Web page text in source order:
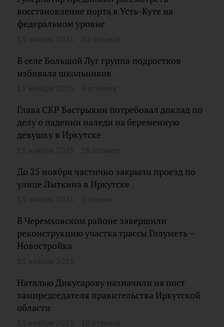
восстановление порта в Усть-Куте на
федеральном уровне
В селе Большой Луг группа подростков
избивала школьников
Глава СКР Бастрыкин потребовал доклад по
делу о падении наледи на беременную
девушку в Иркутске
До 25 ноября частично закрыли проезд по
улице Лыткина в Иркутске
В Черемховском районе завершили
реконструкцию участка трассы Голуметь –
Новостройка
Наталью Дикусарову назначили на пост
зампредседателя правительства Иркутской
области